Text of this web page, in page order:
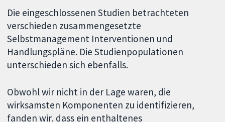
Die eingeschlossenen Studien betrachteten
verschieden zusammengesetzte
Selbstmanagement Interventionen und
Handlungspläne. Die Studienpopulationen
unterschieden sich ebenfalls.
Obwohl wir nicht in der Lage waren, die
wirksamsten Komponenten zu identifizieren,
fanden wir, dass ein enthaltenes